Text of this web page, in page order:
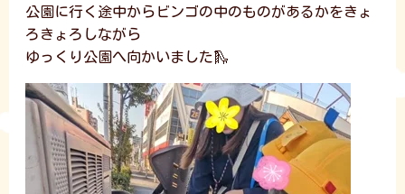
公園に行く途中からビンゴの中のものがあるかをきょ
ろきょろしながら
ゆっくり公園へ向かいました🛝